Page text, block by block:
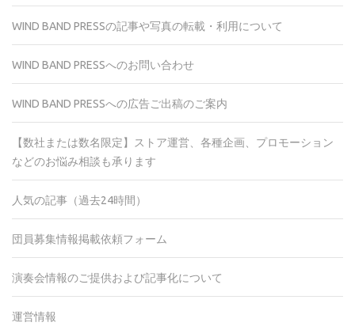
WIND BAND PRESSの記事や写真の転載・利用について
WIND BAND PRESSへのお問い合わせ
WIND BAND PRESSへの広告ご出稿のご案内
【数社または数名限定】ストア運営、各種企画、プロモーション
などのお悩み相談も承ります
人気の記事（過去24時間）
団員募集情報掲載依頼フォーム
演奏会情報のご提供および記事化について
運営情報